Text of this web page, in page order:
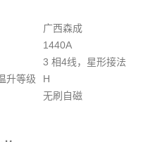
广西森成
1440A
3 相4线，星形接法
升等级
H
无刷自磁